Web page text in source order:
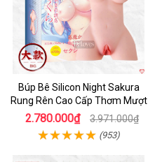
Búp Bê Silicon Night Sakura
Rung Rên Cao Cấp Thơm Mượt
2.780.000₫ 3.971.000₫
(953)